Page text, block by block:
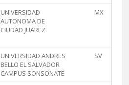
UNIVERSIDAD
AUTONOMA DE
CIUDAD JUAREZ
MX
UNIVERSIDAD ANDRES
BELLO EL SALVADOR
CAMPUS SONSONATE
SV